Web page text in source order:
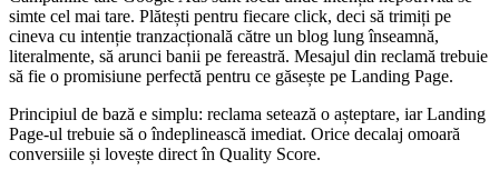
simte cel mai tare. Plătești pentru fiecare click, deci să trimiți pe
cineva cu intenție tranzacțională către un blog lung înseamnă,
literalmente, să arunci banii pe fereastră. Mesajul din reclamă trebuie
să fie o promisiune perfectă pentru ce găsește pe Landing Page.
Principiul de bază e simplu: reclama setează o așteptare, iar Landing
Page-ul trebuie să o îndeplinească imediat. Orice decalaj omoară
conversiile și lovește direct în Quality Score.